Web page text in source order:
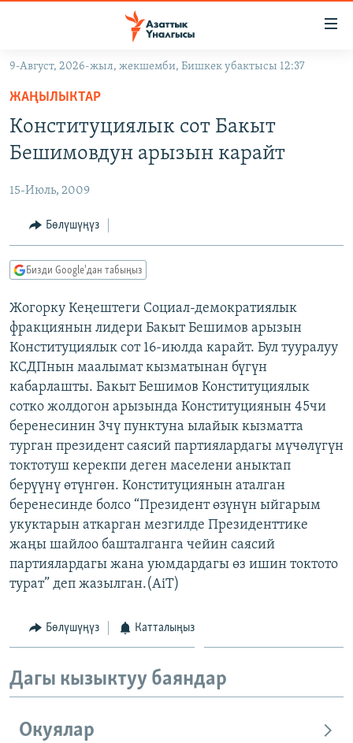
Навигацияга
өтүңүз
Издөөгө
салыңыз
ЭКОНОМИКА
МАДАНИЯТ
БОРБОР АЗИЯ
АТАЙЫН ИЛИКТӨӨ
ТВ ПРОГРАММАЛАР
ЭКСПЕРТТЕР ТАЛДАЙТ
БИЗ ЖАНА ДҮЙНӨ
ЭЖЕ-СИҢДИЛЕР
АЗАТТЫК+
ЫҢГАЙСЫЗ СУРООЛОР
ӨЗГӨЧӨ ПИКИР
Русский
ОНЛАЙН ШЕРИНЕ
ЭЕ/АРнун бардык сайттары
9-Август, 2026-жыл, жекшемби, Бишкек убактысы 12:37
ЖАҢЫЛЫКТАР
Конституциялык сот Бакыт
Бешимовдун арызын карайт
15-Июль, 2009
Бөлүшүңүз
Бизди Google'дан табыңыз
Жогорку Кеңештеги Социал-демократиялык
фракциянын лидери Бакыт Бешимов арызын
Конституциялык сот 16-июлда карайт. Бул тууралуу
КСДПнын маалымат кызматынан бүгүн
кабарлашты. Бакыт Бешимов Конституциялык
сотко жолдогон арызында Конституциянын 45чи
беренесинин 3чү пунктуна ылайык кызматта
турган президент саясий партиялардагы мүчөлүгүн
токтотуш керекпи деген маселени аныктап
берүүнү өтүнгөн. Конституциянын аталган
беренесинде болсо “Президент өзүнүн ыйгарым
укуктарын аткарган мезгилде Президенттике
жаңы шайлоо башталганга чейин саясий
партиялардагы жана уюмдардагы өз ишин токтото
турат” деп жазылган.(AiT)
Бөлүшүңүз Катталыңыз
Дагы кызыктуу баяндар
Окуялар